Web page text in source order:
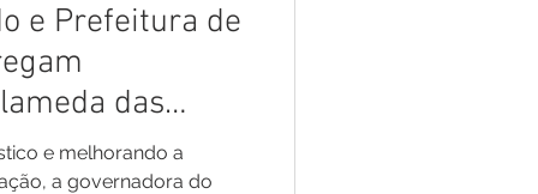
e Prefeitura de
das
turismo e
e melhorando a
a governadora do